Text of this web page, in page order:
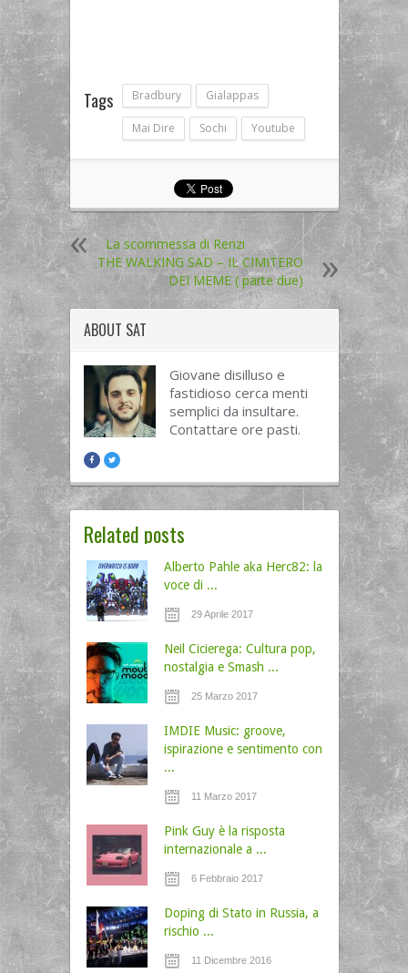
Tags Bradbury Gialappas
Mai Dire Sochi Youtube
La scommessa di Renzi
THE WALKING SAD – IL CIMITERO
DEI MEME ( parte due)
ABOUT SAT
Giovane disilluso e
fastidioso cerca menti
semplici da insultare.
Contattare ore pasti.
Related posts
Alberto Pahle aka Herc82: la
voce di ...
29 Aprile 2017
Neil Cicierega: Cultura pop,
nostalgia e Smash ...
25 Marzo 2017
IMDIE Music: groove,
ispirazione e sentimento con
...
11 Marzo 2017
Pink Guy è la risposta
internazionale a ...
6 Febbraio 2017
Doping di Stato in Russia, a
rischio ...
11 Dicembre 2016